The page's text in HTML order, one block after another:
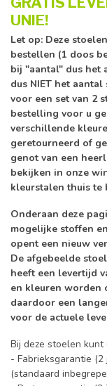
UNIE!
Let op: Deze
bestellen (1 doos
bij "aantal" dus het
dus NIET het
voor een set van 2
bestelling voor u
verschillende
geretourneerd of
genot van een
bekijken in onze
kleurstalen thuis te
Onderaan deze
mogelijke stoffen
opent een nieuw
De afgebeelde
heeft een levertijd
en kleuren worden
daardoor een
voor de actuele
Bij deze stoelen
- Fabrieksgarantie
(standaard